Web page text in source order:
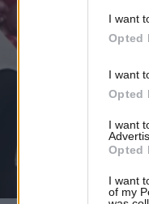
I want
Opted
I want
Opted
I want
Opted
I want
of my